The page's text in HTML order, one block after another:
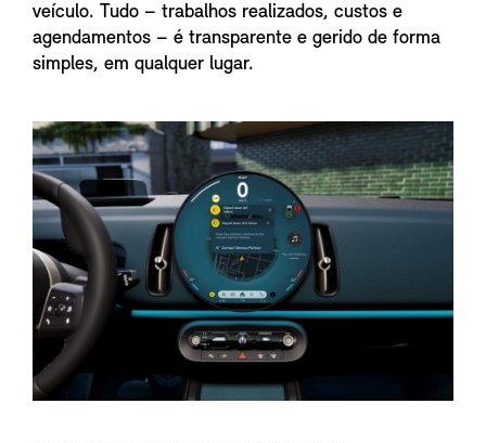
veículo. Tudo – trabalhos realizados, custos e
agendamentos – é transparente e gerido de forma
simples, em qualquer lugar.